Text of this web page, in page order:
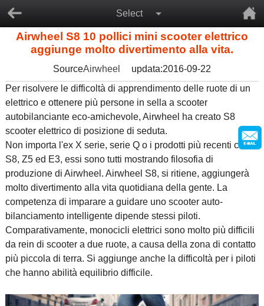
Select
Airwheel S8 10 pollici mini scooter elettrico
aggiunge molto divertimento alla vita.
SourceAirwheel
updata:2016-09-22
Per risolvere le difficoltà di apprendimento delle ruote di un
elettrico e ottenere più persone in sella a scooter
autobilanciante eco-amichevole, Airwheel ha creato S8
scooter elettrico di posizione di seduta.
Non importa l'ex X serie, serie Q o i prodotti più recenti come
S8, Z5 ed E3, essi sono tutti mostrando filosofia di
produzione di Airwheel. Airwheel S8, si ritiene, aggiungerà
molto divertimento alla vita quotidiana della gente. La
competenza di imparare a guidare uno scooter auto-
bilanciamento intelligente dipende stessi piloti.
Comparativamente, monocicli elettrici sono molto più difficili
da rein di scooter a due ruote, a causa della zona di contatto
più piccola di terra. Si aggiunge anche la difficoltà per i piloti
che hanno abilità equilibrio difficile.